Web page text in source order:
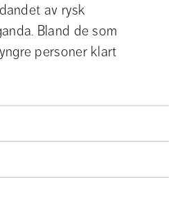
av rysk
Bland de som
personer klart